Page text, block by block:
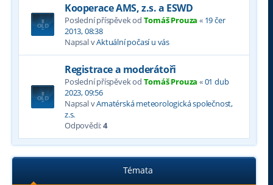
Kooperace AMS, z.s. a ESWD
Poslední příspěvek od Tomáš Prouza « 19 čer
2013, 08:38
Napsal vAktuální počasí u vás
Registrace a moderátoři
Poslední příspěvek od Tomáš Prouza «01 dub
2023, 09:56
Napsal vAmatérská meteorologická společnost,
z.s.
Odpovědi:4
Témata